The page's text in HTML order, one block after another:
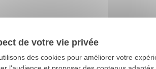
de votre vie privée
des cookies pour améliorer votre